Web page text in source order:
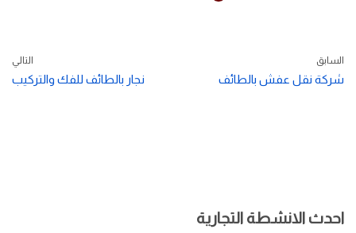
السابق
شركة نقل عفش بالطائف
التالي
نجار بالطائف للفك والتركيب
احدث الانشطة التجارية